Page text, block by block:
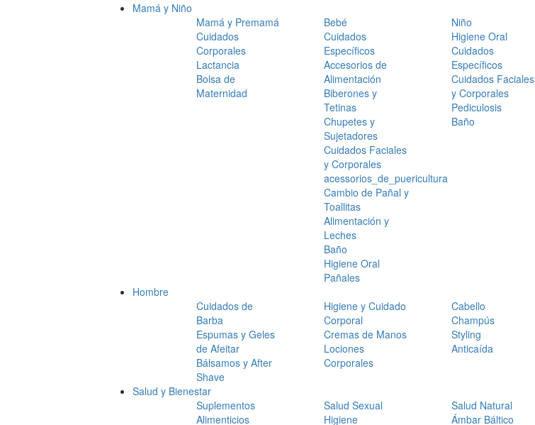
Mamá y Niño
Mamá y Premamá
Cuidados
Corporales
Lactancia
Bolsa de
Maternidad
Bebé
Cuidados
Específicos
Accesorios de
Alimentación
Biberones y
Tetinas
Chupetes y
Sujetadores
Cuidados Faciales
y Corporales
acessorios_de_puericultura
Cambio de Pañal y
Toallitas
Alimentación y
Leches
Baño
Higiene Oral
Pañales
Niño
Higiene Oral
Cuidados
Específicos
Cuidados Faciales
y Corporales
Pediculosis
Baño
Hombre
Cuidados de
Barba
Espumas y Geles
de Afeitar
Bálsamos y After
Shave
Higiene y Cuidado
Corporal
Cremas de Manos
Lociones
Corporales
Cabello
Champús
Styling
Anticaída
Salud y Bienestar
Suplementos
Alimenticios
Salud Sexual
Higiene
Salud Natural
Ámbar Báltico